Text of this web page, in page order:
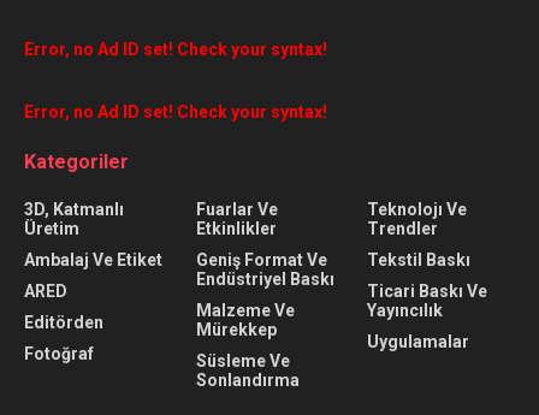
Error, no Ad ID set! Check your syntax!
Error, no Ad ID set! Check your syntax!
Kategoriler
3D, Katmanlı
Üretim
Ambalaj Ve Etiket
ARED
Editörden
Fotoğraf
Fuarlar Ve
Etkinlikler
Geniş Format Ve
Endüstriyel Baskı
Malzeme Ve
Mürekkep
Süsleme Ve
Sonlandırma
Teknolojı Ve
Trendler
Tekstil Baskı
Ticari Baskı Ve
Yayıncılık
Uygulamalar